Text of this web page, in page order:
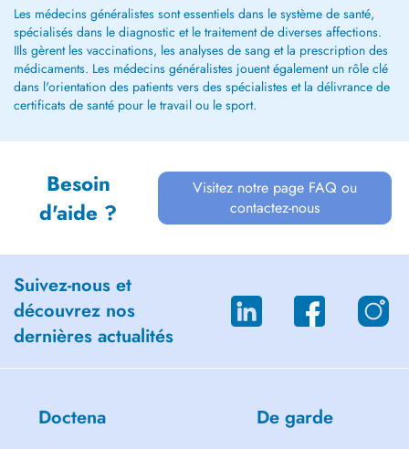
Les médecins généralistes sont essentiels dans le système de santé,
spécialisés dans le diagnostic et le traitement de diverses affections.
IIls gèrent les vaccinations, les analyses de sang et la prescription des
médicaments. Les médecins généralistes jouent également un rôle clé
dans l'orientation des patients vers des spécialistes et la délivrance de
certificats de santé pour le travail ou le sport.
Besoin
d'aide ?
Visitez notre page FAQ ou
contactez-nous
Suivez-nous et
découvrez nos
dernières actualités
Doctena De garde